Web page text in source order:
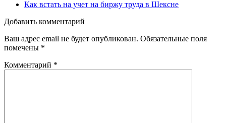
Как встать на учет на биржу труда в Шексне
Добавить комментарий
Ваш адрес email не будет опубликован. Обязательные поля
помечены *
Комментарий *